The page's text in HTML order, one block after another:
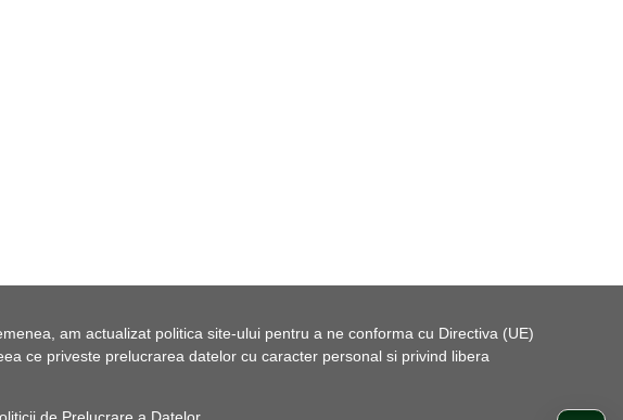
am actualizat politica site-ului pentru a ne conforma cu Directiva (UE)
ce priveste prelucrarea datelor cu caracter personal si privind libera